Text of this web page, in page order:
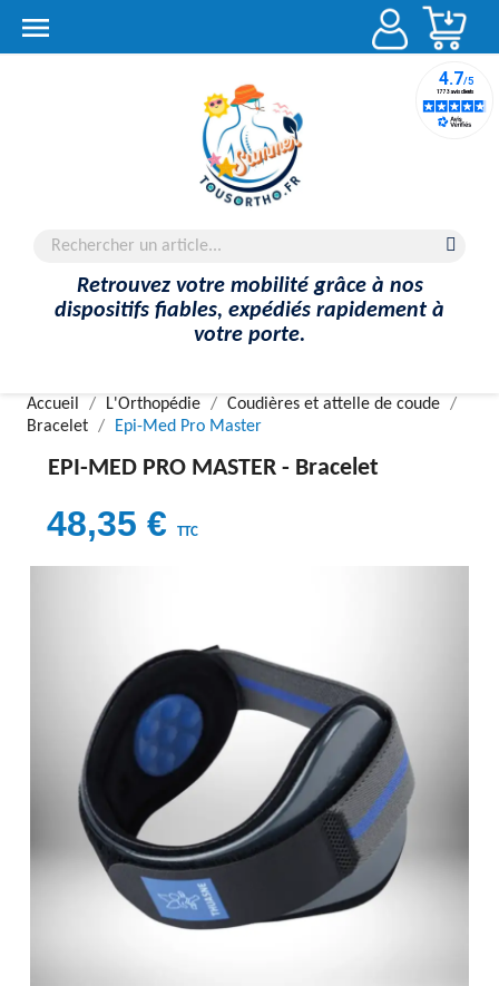

Retrouvez votre mobilité grâce à nos
dispositifs fiables, expédiés rapidement à
votre porte.
Accueil L'Orthopédie
Coudières et attelle de coude
Bracelet
Epi-Med Pro Master
EPI-MED PRO MASTER - Bracelet
48,35 € TTC